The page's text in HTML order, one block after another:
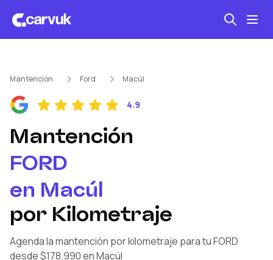
Mantención kilometraje
Revisión técnica
Mantención Ford Macúl
4.9
Mantención
FORD
en Macúl
por Kilometraje
Agenda la mantención por kilometraje para tu FORD
desde $178.990en Macúl